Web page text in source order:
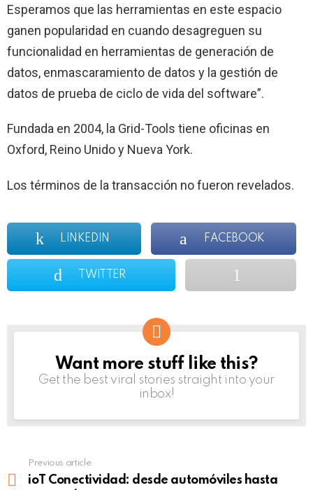
Esperamos que las herramientas en este espacio
ganen popularidad en cuando desagreguen su
funcionalidad en herramientas de generación de
datos, enmascaramiento de datos y la gestión de
datos de prueba de ciclo de vida del software”.
Fundada en 2004, la Grid-Tools tiene oficinas en
Oxford, Reino Unido y Nueva York.
Los términos de la transacción no fueron revelados.
LINKEDIN FACEBOOK
TWITTER
NEWSLETTER
Want more stuff like this?
Get the best viral stories straight into your
inbox!
more
Previous article
ioT Conectividad: desde automóviles hasta